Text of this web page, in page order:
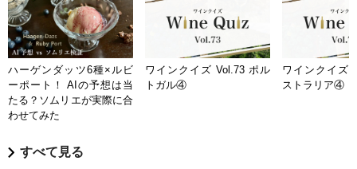
ハーゲンダッツ6種×ルビ
ーポート！ AIの予想は当
たる？ソムリエが実際に合
わせてみた
ワインクイズ Vol.73 ポル
トガル④
ワインクイズ
ストラリア④
すべて見る